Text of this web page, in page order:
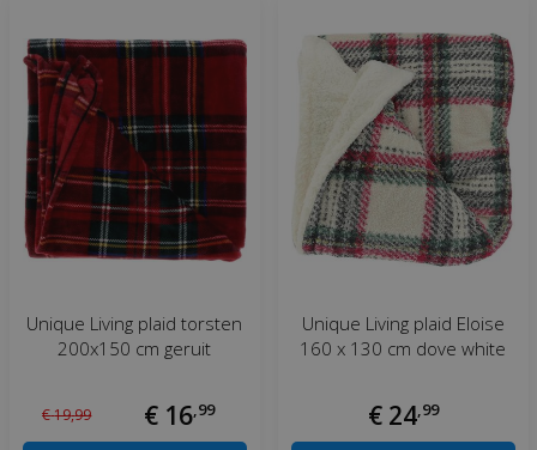
Unique Living plaid torsten
200x150 cm geruit
€19,99 € 16,99
Unique Living plaid Eloise
160 x 130 cm dove white
€ 24,99